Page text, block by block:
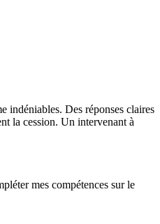
indéniables. Des réponses claires
la cession. Un intervenant à
mes compétences sur le